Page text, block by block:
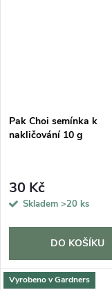
Pak Choi semínka k
nakličování 10 g
30 Kč
Skladem >20 ks
DO KOŠÍKU
Vyrobeno v Gardners